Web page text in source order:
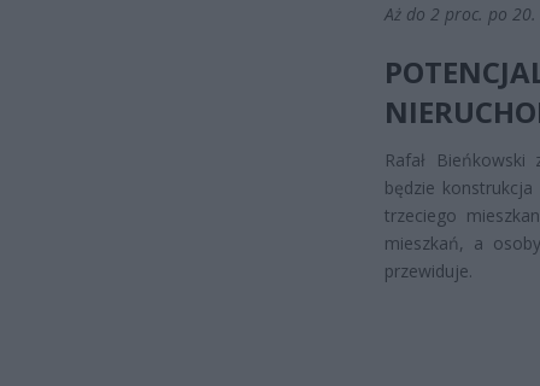
Aż do 2 proc. po
Rafał
będzie
trzeciego
mieszkań, a
przewiduje.